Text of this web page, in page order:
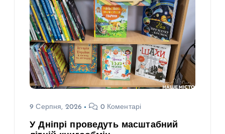
9 Серпня, 2026 0 Коментарі
У Дніпрі проведуть масштабний